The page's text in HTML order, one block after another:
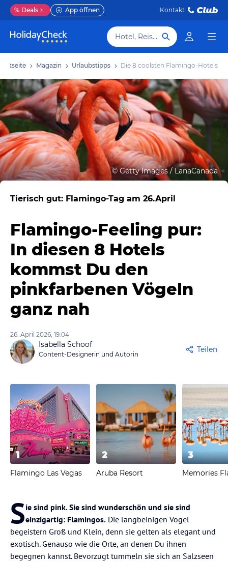
% Deals App öffnen Kontakt
Hotel, Reiseziel
Magazin Urlaubstipps Die 8 coolsten Flamingo-Hotels
©Getty Images / LanaCanada
Tierisch gut: Flamingo-Tag am 26.April
Flamingo-Feeling pur:
In diesen 8 Hotels
kommst Du den
pinkfarbenen Vögeln
ganz nah
26. April 2026, 19:04
Isabella Schoof
Content-Designerin und Autorin
Teilen
1
Flamingo Las Vegas
2
Aruba Resort
3
Memories
Sie sind pink. Sie sind wunderschön und sie sind
einzigartig: Flamingos. Die langbeinigen Vögel
begeistern Groß und Klein, denn sie gelten als elegant und
exotisch. Genauso wie die Orte, an denen Du ihnen
begegnen kannst. Bevorzugt tummeln sie sich an Salzseen